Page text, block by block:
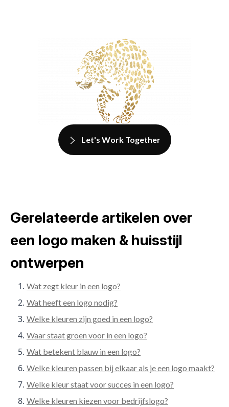
Let's Work Together
Gerelateerde artikelen over
een logo maken & huisstijl
ontwerpen
Wat zegt kleur in een logo?
Wat heeft een logo nodig?
Welke kleuren zijn goed in een logo?
Waar staat groen voor in een logo?
Wat betekent blauw in een logo?
Welke kleuren passen bij elkaar als je een logo maakt?
Welke kleur staat voor succes in een logo?
Welke kleuren kiezen voor bedrijfslogo?